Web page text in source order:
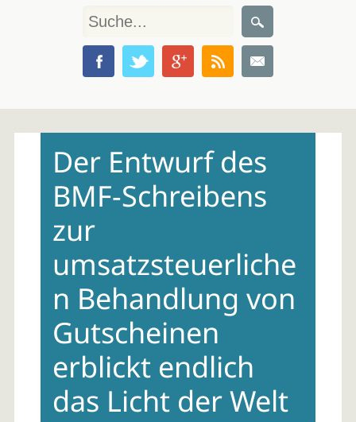
contentDer Entwurf des
BMF-Schreibens
zur
umsatzsteuerliche
n Behandlung von
Gutscheinen
erblickt endlich
das Licht der Welt